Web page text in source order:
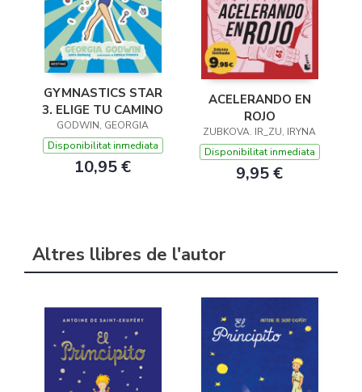
GYMNASTICS STAR
3. ELIGE TU CAMINO
GODWIN, GEORGIA
Disponibilitat inmediata
10,95 €
ACELERANDO EN
ROJO
ZUBKOVA. IR_ZU, IRYNA
Disponibilitat inmediata
9,95 €
Altres llibres de l'autor